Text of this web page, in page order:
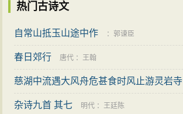
热门古诗文
自常山抵玉山途中作 ：郭谏臣
春日郊行 唐代 ：王翰
慈湖中流遇大风舟危甚食时风止游灵岩寺
杂诗九首 其七 明代 ：王廷陈